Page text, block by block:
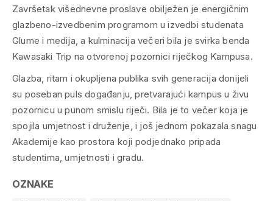
Završetak višednevne proslave obilježen je energičnim
glazbeno-izvedbenim programom u izvedbi studenata
Glume i medija, a kulminacija večeri bila je svirka benda
Kawasaki Trip na otvorenoj pozornici riječkog Kampusa.
Glazba, ritam i okupljena publika svih generacija donijeli
su poseban puls događanju, pretvarajući kampus u živu
pozornicu u punom smislu riječi. Bila je to večer koja je
spojila umjetnost i druženje, i još jednom pokazala snagu
Akademije kao prostora koji podjednako pripada
studentima, umjetnosti i gradu.
OZNAKE